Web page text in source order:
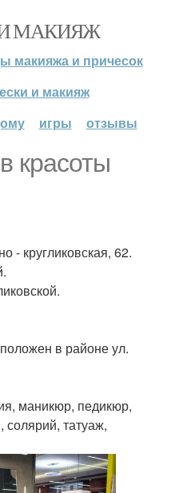
МАКИЯЖ
макияжа и причесок
и макияж
игры отзывы
красоты
- кругликовская, 62.
в районе ул.
маникюр, педикюр,
татуаж,